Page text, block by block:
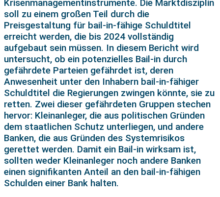
Krisenmanagementinstrumente. Die Marktdisziplin
soll zu einem großen Teil durch die
Preisgestaltung für bail-in-fähige Schuldtitel
erreicht werden, die bis 2024 vollständig
aufgebaut sein müssen. In diesem Bericht wird
untersucht, ob ein potenzielles Bail-in durch
gefährdete Parteien gefährdet ist, deren
Anwesenheit unter den Inhabern bail-in-fähiger
Schuldtitel die Regierungen zwingen könnte, sie zu
retten. Zwei dieser gefährdeten Gruppen stechen
hervor: Kleinanleger, die aus politischen Gründen
dem staatlichen Schutz unterliegen, und andere
Banken, die aus Gründen des Systemrisikos
gerettet werden. Damit ein Bail-in wirksam ist,
sollten weder Kleinanleger noch andere Banken
einen signifikanten Anteil an den bail-in-fähigen
Schulden einer Bank halten.